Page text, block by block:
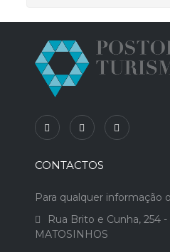
CONTACTOS
Para qualquer informação
Rua Brito e Cunha, 254 -
MATOSINHOS